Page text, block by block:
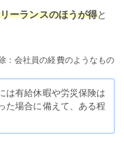
ーランスのほうが得と
：会社員の経費のようなもの
は有給休暇や労災保険は
た場合に備えて、ある程